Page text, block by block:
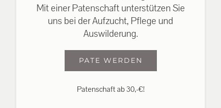
Mit einer Patenschaft unterstützen Sie
uns bei der Aufzucht, Pflege und
Auswilderung.
PATE WERDEN
Patenschaft ab 30,-€!